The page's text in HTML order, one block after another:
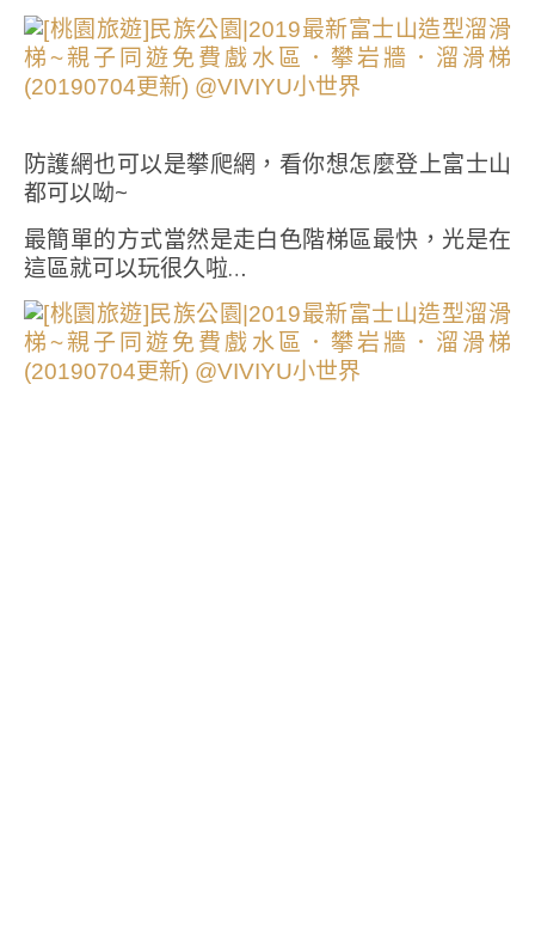
防護網也可以是攀爬網，看你想怎麼登上富士山
都可以呦~
最簡單的方式當然是走白色階梯區最快，光是在
這區就可以玩很久啦…